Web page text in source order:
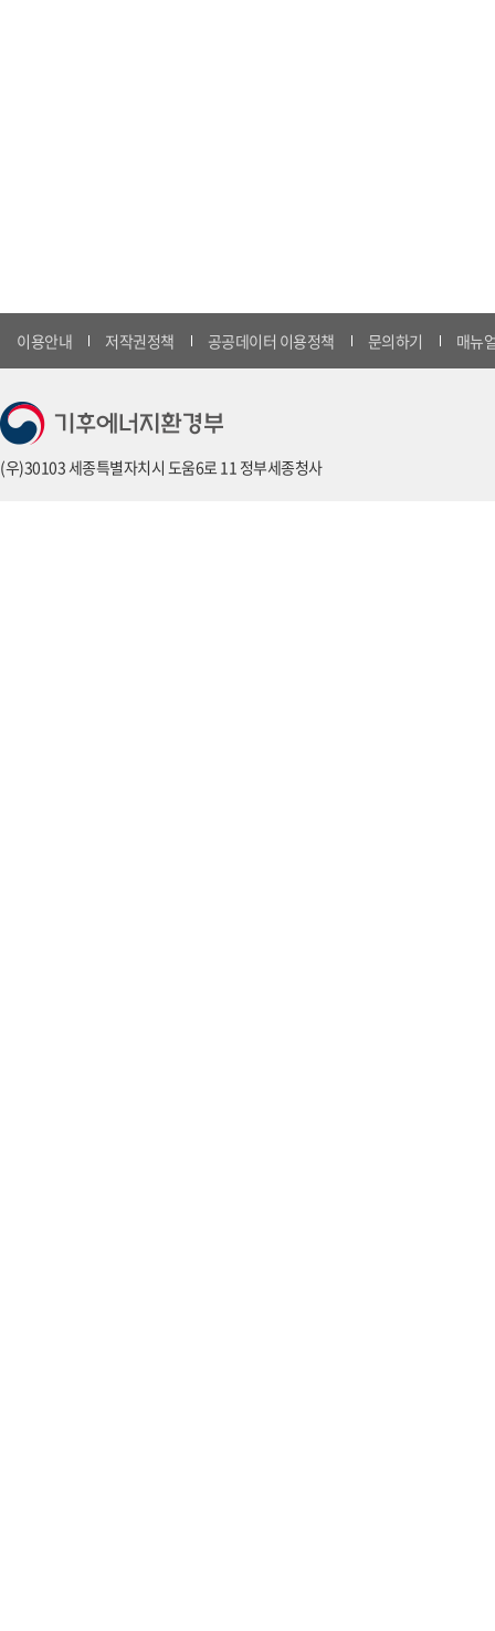
이용안내 저작권정책 공공데이터 이용정책 문의하기 매뉴
(우)30103 세종특별자치시 도움6로 11 정부세종청사